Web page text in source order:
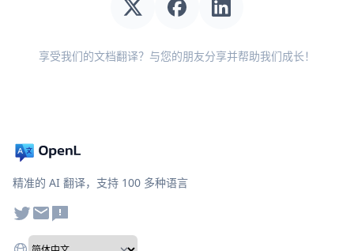
享受我们的文档翻译？与您的朋友分享并帮助我们成长！
精准的 AI 翻译，支持 100 多种语言